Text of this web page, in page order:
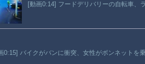
[動画0:14] フードデリバリーの自転車、
0:15] バイクがバンに衝突、女性がボンネットを